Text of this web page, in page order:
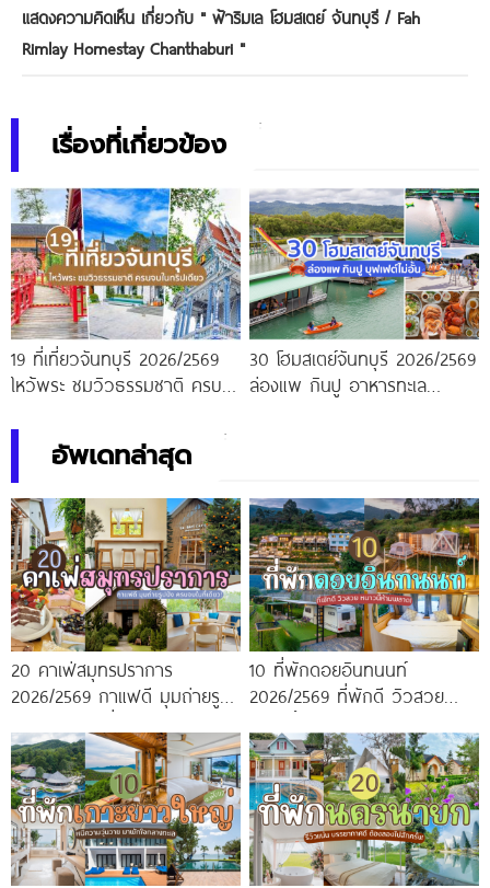
แสดงความคิดเห็น เกี่ยวกับ " ฟ้าริมเล โฮมสเตย์ จันทบุรี / Fah
Rimlay Homestay Chanthaburi "
เรื่องที่เกี่ยวข้อง
19 ที่เที่ยวจันทบุรี 2026/2569
ไหว้พระ ชมวิวธรรมชาติ ครบ
30 โฮมสเตย์จันทบุรี 2026/2569
ล่องแพ กินปู อาหารทะเล
อัพเดทล่าสุด
20 คาเฟ่สมุทรปราการ
2026/2569 กาแฟดี มุมถ่ายรูป
10 ที่พักดอยอินทนนท์
2026/2569 ที่พักดี วิวสวย